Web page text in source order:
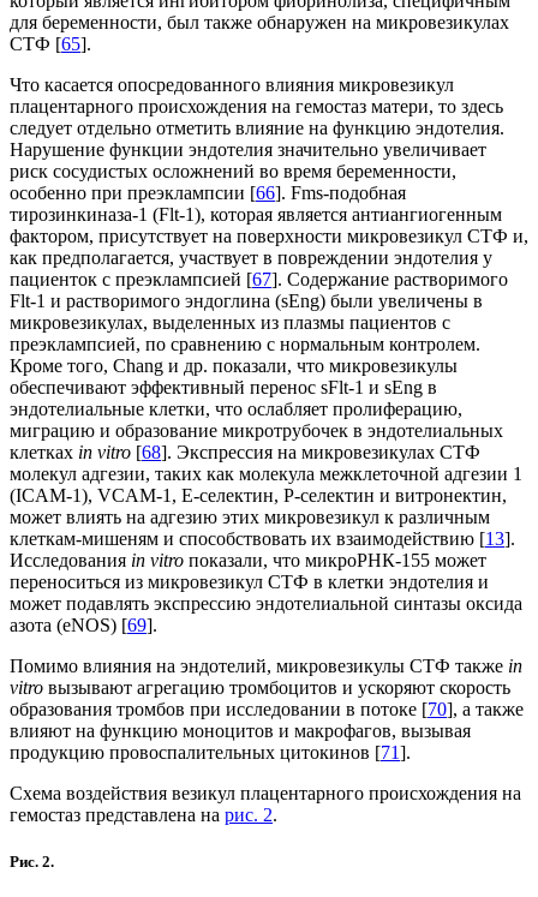
для беременности, был также обнаружен на микровезикулах
СТФ [65].
Что касается опосредованного влияния микровезикул
плацентарного происхождения на гемостаз матери, то здесь
следует отдельно отметить влияние на функцию эндотелия.
Нарушение функции эндотелия значительно увеличивает
риск сосудистых осложнений во время беременности,
особенно при преэклампсии [66]. Fms-подобная
тирозинкиназа-1 (Flt-1), которая является антиангиогенным
фактором, присутствует на поверхности микровезикул СТФ и,
как предполагается, участвует в повреждении эндотелия у
пациенток с преэклампсией [67]. Содержание растворимого
Flt-1 и растворимого эндоглина (sEng) были увеличены в
микровезикулах, выделенных из плазмы пациентов с
преэклампсией, по сравнению с нормальным контролем.
Кроме того, Chang и др. показали, что микровезикулы
обеспечивают эффективный перенос sFlt-1 и sEng в
эндотелиальные клетки, что ослабляет пролиферацию,
миграцию и образование микротрубочек в эндотелиальных
клетках in vitro [68]. Экспрессия на микровезикулах СТФ
молекул адгезии, таких как молекула межклеточной адгезии 1
(ICAM-1), VCAM-1, E-селектин, P-селектин и витронектин,
может влиять на адгезию этих микровезикул к различным
клеткам-мишеням и способствовать их взаимодействию [13].
Исследования in vitro показали, что микроРНК-155 может
переноситься из микровезикул СТФ в клетки эндотелия и
может подавлять экспрессию эндотелиальной синтазы оксида
азота (eNOS) [69].
Помимо влияния на эндотелий, микровезикулы СТФ также in
vitro вызывают агрегацию тромбоцитов и ускоряют скорость
образования тромбов при исследовании в потоке [70], а также
влияют на функцию моноцитов и макрофагов, вызывая
продукцию провоспалительных цитокинов [71].
Схема воздействия везикул плацентарного происхождения на
гемостаз представлена на рис. 2.
Рис. 2.